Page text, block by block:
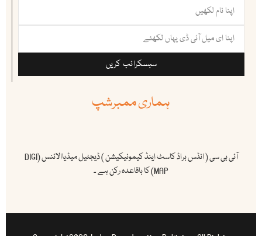
سبسکرائب کریں
ہماری ممبرشپ
آئی بی سی ( انڈس براڈ کاسٹ اینڈ کیمونیکیشن ) ڈیجٹیل میڈیاالائنس (DIGI
MAP) کا باقاعدہ رکن ہے ۔